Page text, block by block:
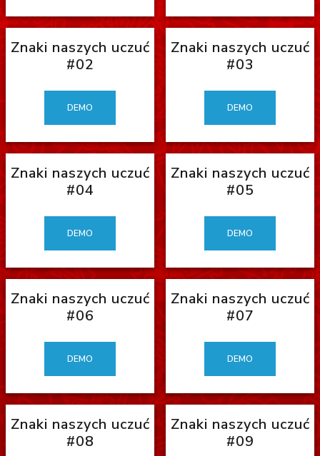
Znaki naszych uczuć
#02
DEMO
Znaki naszych uczuć
#03
DEMO
Znaki naszych uczuć
#04
DEMO
Znaki naszych uczuć
#05
DEMO
Znaki naszych uczuć
#06
DEMO
Znaki naszych uczuć
#07
DEMO
Znaki naszych uczuć
#08
Znaki naszych uczuć
#09